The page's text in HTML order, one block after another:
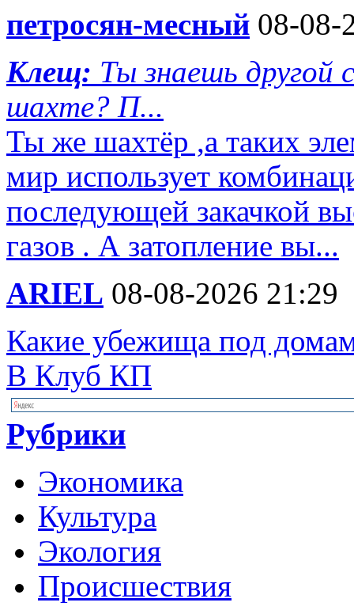
петросян-месный 08-08-
Клещ: Ты знаешь
шахте? П...
Ты же шахтёр ,а таких
мир использует
последующей закачкой
газов . А затопление вы...
ARIEL 08-08-2026 21:29
Какие убежища под
В Клуб КП
Рубрики
Экономика
Культура
Экология
Происшествия